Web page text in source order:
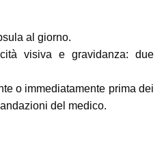
al giorno.
visiva e gravidanza: due
o immediatamente prima dei
del medico.